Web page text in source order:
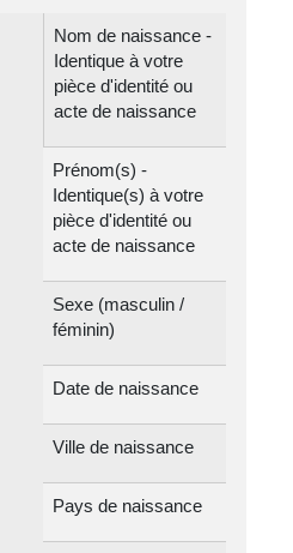
Nom de naissance -
Identique à votre
pièce d'identité ou
acte de naissance
Prénom(s) -
Identique(s) à votre
pièce d'identité ou
acte de naissance
Sexe (masculin /
féminin)
Date de naissance
Ville de naissance
Pays de naissance